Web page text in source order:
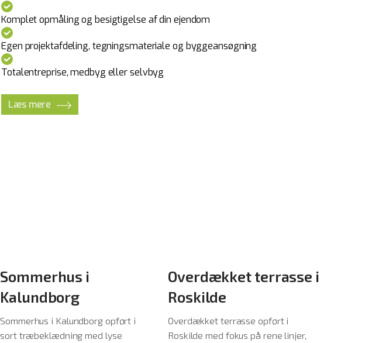
Komplet opmåling og besigtigelse af din ejendom
Egen projektafdeling, tegningsmateriale og byggeansøgning
Totalentreprise, medbyg eller selvbyg
Læs mere
Sommerhus i
Kalundborg
Sommerhus i Kalundborg opført i
sort træbeklædning med lyse
Overdækket terrasse i
Roskilde
Overdækket terrasse opført i
Roskilde med fokus på rene linjer,